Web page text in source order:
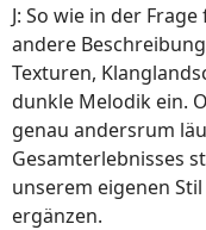
J: So wie in der
andere
Texturen,
dunkle Melodik ein.
genau andersrum
Gesamterlebnisses
unserem eigenen
ergänzen.